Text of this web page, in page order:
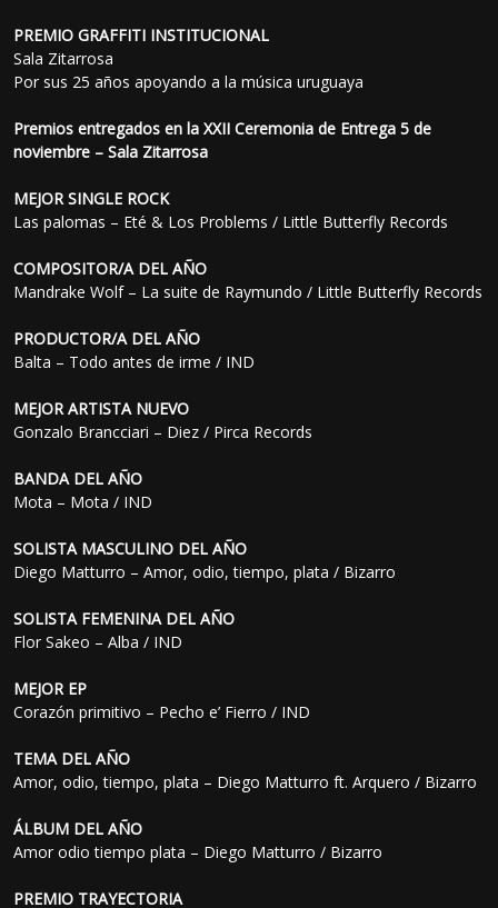
PREMIO GRAFFITI INSTITUCIONAL
Sala Zitarrosa
Por sus 25 años apoyando a la música uruguaya
Premios entregados en la XXII Ceremonia de Entrega 5 de
noviembre – Sala Zitarrosa
MEJOR SINGLE ROCK
Las palomas – Eté & Los Problems / Little Butterfly Records
COMPOSITOR/A DEL AÑO
Mandrake Wolf – La suite de Raymundo / Little Butterfly Records
PRODUCTOR/A DEL AÑO
Balta – Todo antes de irme / IND
MEJOR ARTISTA NUEVO
Gonzalo Brancciari – Diez / Pirca Records
BANDA DEL AÑO
Mota – Mota / IND
SOLISTA MASCULINO DEL AÑO
Diego Matturro – Amor, odio, tiempo, plata / Bizarro
SOLISTA FEMENINA DEL AÑO
Flor Sakeo – Alba / IND
MEJOR EP
Corazón primitivo – Pecho e’ Fierro / IND
TEMA DEL AÑO
Amor, odio, tiempo, plata – Diego Matturro ft. Arquero / Bizarro
ÁLBUM DEL AÑO
Amor odio tiempo plata – Diego Matturro / Bizarro
PREMIO TRAYECTORIA